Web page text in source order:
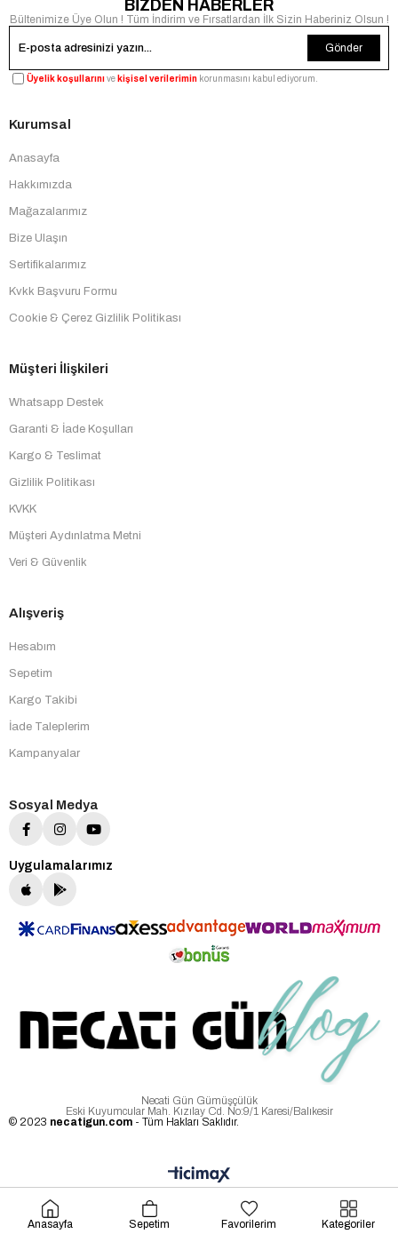
BİZDEN HABERLER
Bültenimize Üye Olun ! Tüm İndirim ve Fırsatlardan İlk Sizin Haberiniz Olsun !
Gönder
Üyelik koşullarınıve kişisel verilerimin korunmasını kabul ediyorum.
Kurumsal
Anasayfa
Hakkımızda
Mağazalarımız
Bize Ulaşın
Sertifikalarımız
Kvkk Başvuru Formu
Cookie & Çerez Gizlilik Politikası
Müşteri İlişkileri
Whatsapp Destek
Garanti & İade Koşulları
Kargo & Teslimat
Gizlilik Politikası
KVKK
Müşteri Aydınlatma Metni
Veri & Güvenlik
Alışveriş
Hesabım
Sepetim
Kargo Takibi
İade Taleplerim
Kampanyalar
Sosyal Medya
Uygulamalarımız
Necati Gün Gümüşçülük
Eski Kuyumcular Mah. Kızılay Cd. No:9/1 Karesi/Balıkesir
© 2023 necatigun.com - Tüm Hakları Saklıdır.
Anasayfa Sepetim Favorilerim Kategoriler